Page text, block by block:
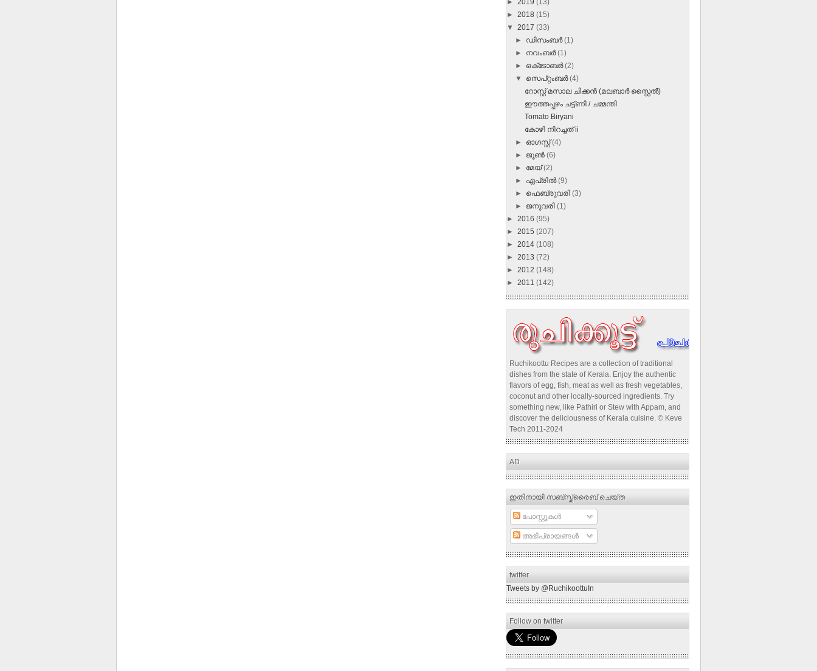
► 2018 (15)
▼ 2017 (33)
► ഡിസംബർ(1)
► നവംബർ(1)
► ഒക്‌ടോബർ(2)
▼ സെപ്റ്റംബർ(4)
റോസ്റ്റ് മസാല ചിക്കന്‍ (മലബാര്‍ സ്റ്റൈല്‍)
ഈത്തപ്പഴം ചട്ട്ണി / ചമ്മന്തി
Tomato Biryani
കോഴി നിറച്ചത് ii
► ഓഗസ്റ്റ്(4)
► ജൂൺ(6)
► മേയ്(2)
► ഏപ്രിൽ(9)
► ഫെബ്രുവരി(3)
► ജനുവരി(1)
► 2016 (95)
► 2015 (207)
► 2014 (108)
► 2013 (72)
► 2012 (148)
► 2011 (142)
Ruchikoottu Recipes are a collection of traditional
dishes from the state of Kerala. Enjoy the authentic
flavors of egg, fish, meat as well as fresh vegetables,
coconut and other locally-sourced ingredients. Try
something new, like Pathiri or Stew with Appam, and
discover the deliciousness of Kerala cuisine. © Keve
Tech 2011-2024
AD
ഇതിനായി സബ്‌സ്ക്രൈബ് ചെയ്ത
പോസ്റ്റുകള്‍
അഭിപ്രായങ്ങള്‍
twitter
Tweets by @RuchikoottuIn
Follow on twitter